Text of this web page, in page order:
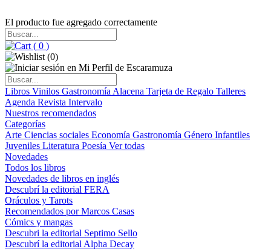
El producto fue agregado correctamente
( 0 )
(0)
Libros Vinilos Gastronomía Alacena Tarjeta de Regalo Talleres
Agenda Revista Intervalo
Nuestros recomendados
Categorías
Arte Ciencias sociales Economía Gastronomía Género Infantiles
Juveniles Literatura Poesía Ver todas
Novedades
Todos los libros
Novedades de libros en inglés
Descubrí la editorial FERA
Oráculos y Tarots
Recomendados por Marcos Casas
Cómics y mangas
Descubri la editorial Septimo Sello
Descubrí la editorial Alpha Decay